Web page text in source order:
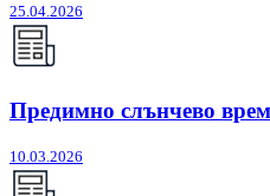
25.04.2026
Предимно слънчево
10.03.2026